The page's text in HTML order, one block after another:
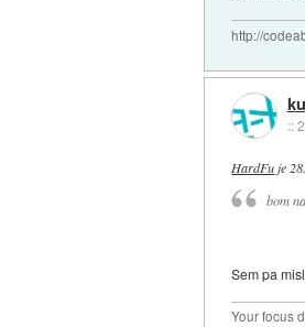
http://
::
HardFu je
bom
Sem pa
Your focus